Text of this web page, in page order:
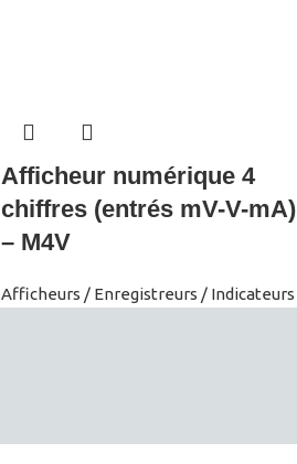
Afficheur numérique 4
chiffres (entrés mV-V-mA)
– M4V
Afficheurs / Enregistreurs / Indicateurs